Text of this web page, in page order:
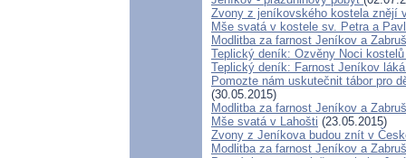
Zvony z jeníkovského kostela znějí
Mše svatá v kostele sv. Petra a
Modlitba za farnost Jeníkov a
Teplický deník: Ozvěny Noci
Teplický deník: Farnost Jeníkov
Pomozte nám uskutečnit tábor pro
(30.05.2015)
Modlitba za farnost Jeníkov a
Mše svatá v Lahošti (23.05.2015)
Zvony z Jeníkova budou znít v
Modlitba za farnost Jeníkov a